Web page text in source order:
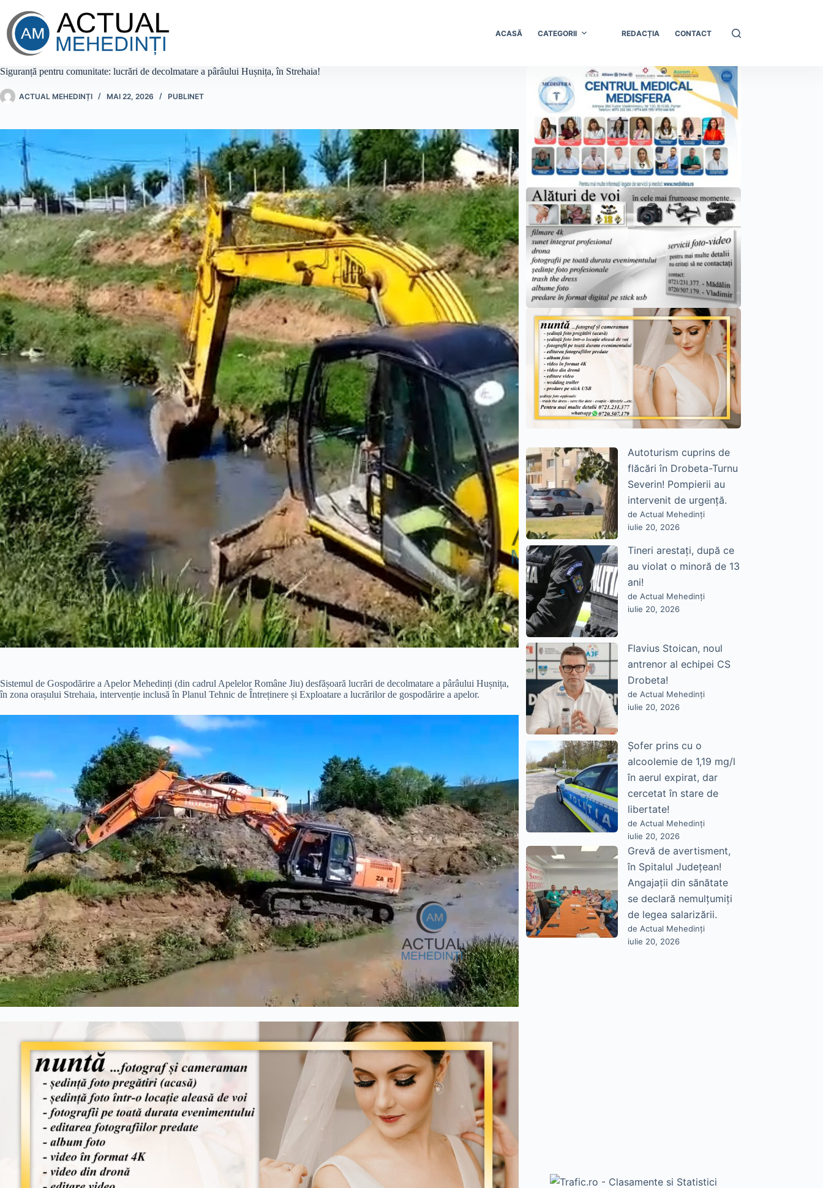
conținut
ACASĂ CATEGORII REDACȚIA CONTACT
Siguranță pentru comunitate: lucrări de decolmatare a pârâului Hușnița, în Strehaia!
ACTUAL MEHEDINȚI MAI 22, 2026 PUBLINET
Sistemul de Gospodărire a Apelor Mehedinți (din cadrul Apelelor Române Jiu) desfășoară lucrări de decolmatare a pârâului Hușnița,
în zona orașului Strehaia, intervenție inclusă în Planul Tehnic de Întreținere și Exploatare a lucrărilor de gospodărire a apelor.
Autoturism cuprins de
flăcări în Drobeta-Turnu
Severin! Pompierii au
intervenit de urgență.
de Actual Mehedinți
iulie 20, 2026
Tineri arestați, după ce
au violat o minoră de 13
ani!
de Actual Mehedinți
iulie 20, 2026
Flavius Stoican, noul
antrenor al echipei CS
Drobeta!
de Actual Mehedinți
iulie 20, 2026
Șofer prins cu o
alcoolemie de 1,19 mg/l
în aerul expirat, dar
cercetat în stare de
libertate!
de Actual Mehedinți
iulie 20, 2026
Grevă de avertisment,
în Spitalul Județean!
Angajații din sănătate
se declară nemulțumiți
de legea salarizării.
de Actual Mehedinți
iulie 20, 2026